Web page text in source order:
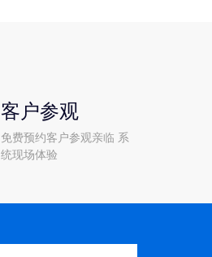
客户参观
免费预约客户参观亲临 系
统现场体验